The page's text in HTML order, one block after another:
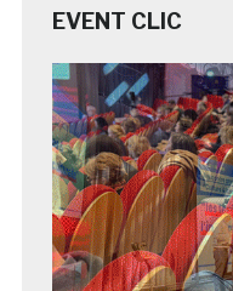
EVENT CLIC